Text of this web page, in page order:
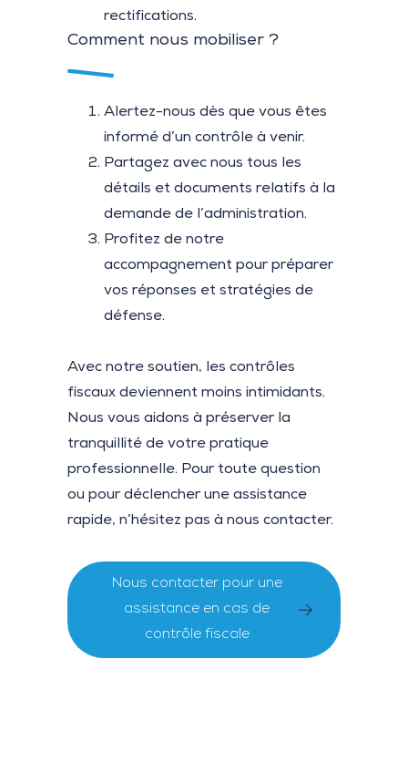
rectifications.
Comment nous mobiliser ?
Alertez-nous dès que vous êtes
informé d’un contrôle à venir.
Partagez avec nous tous les
détails et documents relatifs à la
demande de l’administration.
Profitez de notre
accompagnement pour préparer
vos réponses et stratégies de
défense.
Avec notre soutien, les contrôles
fiscaux deviennent moins intimidants.
Nous vous aidons à préserver la
tranquillité de votre pratique
professionnelle. Pour toute question
ou pour déclencher une assistance
rapide, n’hésitez pas à nous contacter.
Nous contacter pour une
assistance en cas de
contrôle fiscale